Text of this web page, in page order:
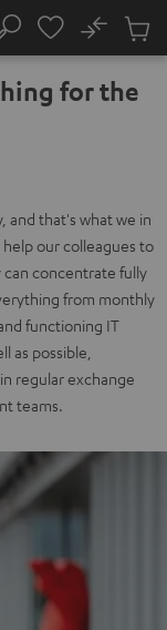
No
for the
and that's what we in
our colleagues to
concentrate fully
from monthly
functioning IT
as possible,
regular exchange
teams.